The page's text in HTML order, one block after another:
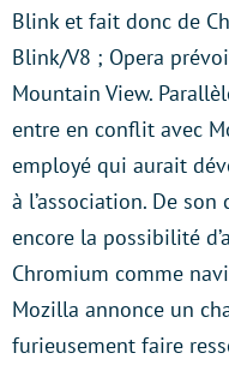
Blink et fait donc de
Blink/V8 ; Opera
Mountain View.
entre en conflit avec
employé qui aurait
à l’association. De
encore la possibilité
Chromium comme
Mozilla annonce un
furieusement faire